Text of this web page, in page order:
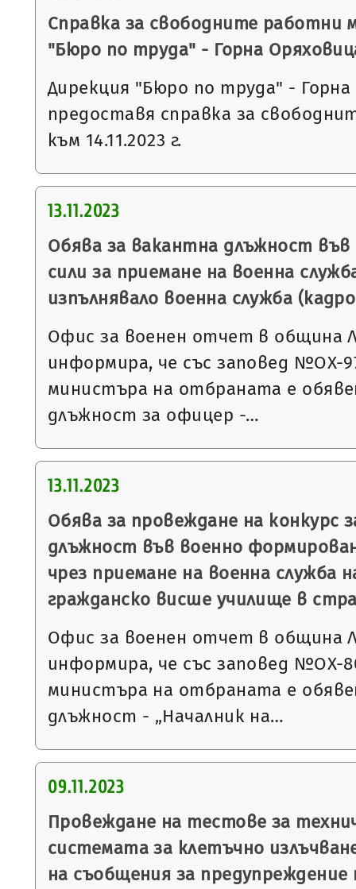
Справка за свободните работни
"Бюро по труда" - Горна
Дирекция "Бюро по труда" -
предоставя справка за
към 14.11.2023 г.
13.11.2023
Обява за вакантна длъжност
сили за приемане на военна
изпълнявало военна служба
Офис за военен отчет в община
информира, че със заповед №ОХ-
министъра на отбраната е
длъжност за офицер -…
13.11.2023
Обява за провеждане на конкурс
длъжност във военно
чрез приемане на военна служба
гражданско висше училище в
Офис за военен отчет в община
информира, че със заповед №ОХ-
министъра на отбраната е
длъжност - „Началник на…
09.11.2023
Провеждане на тестове за
системата за клетъчно
на съобщения за предупреждение